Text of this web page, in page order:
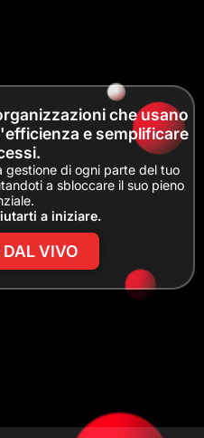
che usano
e semplificare
gestione di ogni parte del tuo
a sbloccare il suo pieno
a iniziare.
DAL VIVO